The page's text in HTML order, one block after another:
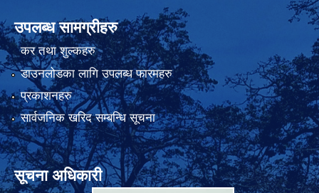
उपलब्ध सामग्रीहरु
कर तथा शुल्कहरु
डाउनलोडका लागि उपलब्ध फारमहरु
प्रकाशनहरु
सार्वजनिक खरिद सम्बन्धि सूचना
सूचना अधिकारी